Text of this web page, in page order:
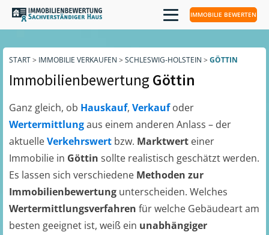
IMMOBILIE BEWERTEN
START> IMMOBILIE VERKAUFEN > SCHLESWIG-HOLSTEIN > GÖTTIN
ImmobilienbewertungGöttin
Ganz gleich, ob Hauskauf, Verkaufoder
Wertermittlungaus einem anderen Anlass – der
aktuelleVerkehrswert bzw. Marktwert einer
Immobilie in Göttin sollte realistisch geschätzt werden.
Es lassen sich verschiedene Methoden zur
Immobilienbewertung unterscheiden. Welches
Wertermittlungsverfahren für welche Gebäudeart am
besten geeignet ist, weiß ein unabhängiger